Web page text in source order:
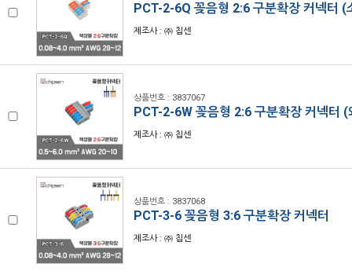
PCT-2-6Q 꽂음형 2:6 구분확장 커넥터 (
제조사 : ㈜ 칩센
상품번호 : 3837067
PCT-2-6W 꽂음형 2:6 구분확장 커넥터 (
제조사 : ㈜ 칩센
상품번호 : 3837068
PCT-3-6 꽂음형 3:6 구분확장 커넥터
제조사 : ㈜ 칩센